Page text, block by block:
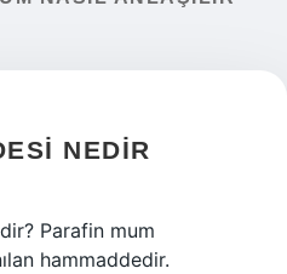
NEDIR
Parafin mum
hammaddedir.